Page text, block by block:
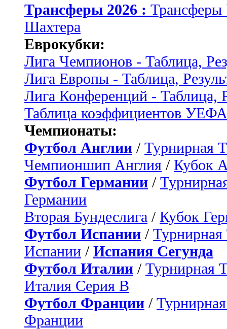
Трансферы 2026 :
Шахтера
Еврокубки:
Лига Чемпионов - Таблица,
Лига Европы - Таблица,
Лига Конференций - Таблица,
Таблица коэффициентов УЕФА
Чемпионаты:
Футбол Англии / Турнирная
Чемпионшип Англия / Кубок
Футбол Германии /
Германии
Вторая Бундеслига / Кубок
Футбол Испании / Турнирная
Испании / Испания Сегунда
Футбол Италии / Турнирная
Италия Серия B
Футбол Франции /
Франции